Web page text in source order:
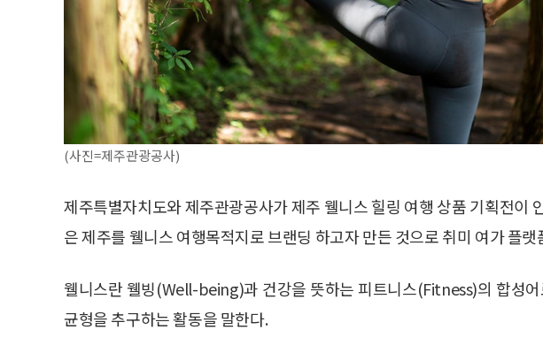
(사진=제주관광공사)
제주특별자치도와 제주관광공사가 제주 웰니스 힐링 여행 상품 기획전이
은 제주를 웰니스 여행목적지로 브랜딩 하고자 만든 것으로 취미 여가 플
웰니스란 웰빙(Well-being)과 건강을 뜻하는 피트니스(Fitness)의 합성
균형을 추구하는 활동을 말한다.